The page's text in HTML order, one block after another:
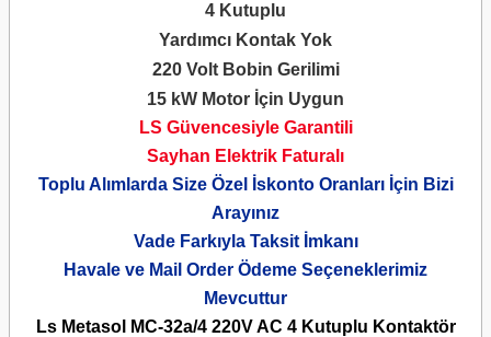
4 Kutuplu
Yardımcı Kontak Yok
220 Volt Bobin Gerilimi
15 kW Motor İçin Uygun
LS Güvencesiyle Garantili
Sayhan Elektrik Faturalı
Toplu Alımlarda Size Özel İskonto Oranları İçin Bizi
Arayınız
Vade Farkıyla Taksit İmkanı
Havale ve Mail Order Ödeme Seçeneklerimiz
Mevcuttur
Ls Metasol MC-32a/4 220V AC 4 Kutuplu Kontaktör